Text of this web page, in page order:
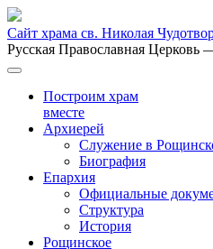
Сайт храма св. Николая
Русская Православная Церковь
Построим храм
вместе
Архиерей
Служение в
Биография
Епархия
Официальные
Структура
История
Рощинское